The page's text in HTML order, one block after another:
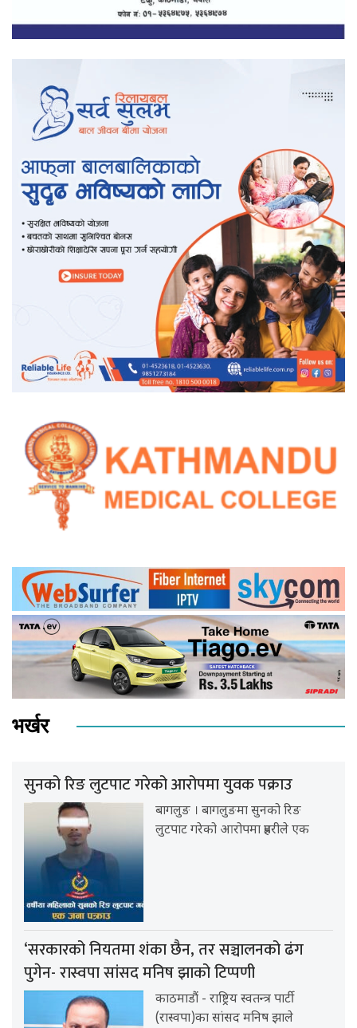
भर्खर
सुनको रिङ लुटपाट गरेको आरोपमा युवक पक्राउ
बागलुङ । बागलुङमा सुनको रिङ
लुटपाट गरेको आरोपमा प्रहरीले एक
‘सरकारको नियतमा शंका छैन, तर सञ्चालनको ढंग
पुगेन- रास्वपा सांसद मनिष झाको टिप्पणी
काठमाडौं - राष्ट्रिय स्वतन्त्र पार्टी
(रास्वपा)का सांसद मनिष झाले